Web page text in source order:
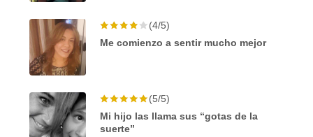
(4/5)
Me comienzo a sentir mucho mejor
(5/5)
Mi hijo las llama sus “gotas de la
suerte”